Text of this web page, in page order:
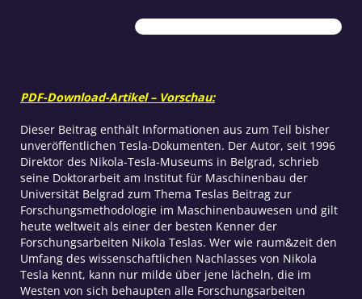
und
seine
zu
Menge
PDF-Download-Artikel – Vorschau:
Dieser Beitrag enthält Informationen aus zum Teil bisher
unveröffentlichen Tesla-Dokumenten. Der Autor, seit 1996
Direktor des Nikola-Tesla-Museums in Belgrad, schrieb
seine Doktorarbeit am Institut für Maschinenbau der
Universität Belgrad zum Thema Teslas Beitrag zur
Forschungsmethodologie im Maschinenbauwesen und gilt
heute weltweit als einer der besten Kenner der
Forschungsarbeiten Nikola Teslas. Wer wie raum&zeit den
Umfang des wissenschaftlichen Nachlasses von Nikola
Tesla kennt, kann nur milde über jene lächeln, die im
Westen von sich behaupten alle Forschungsarbeiten